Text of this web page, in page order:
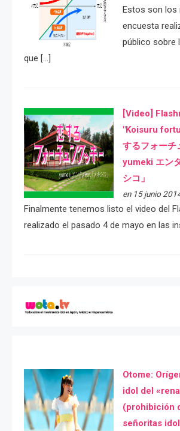
Estos son los
encuesta
público sobre
que […]
[Video]
"Koisuru
するフォーチ
yumeki エン
シコ」
en 15 junio
Finalmente tenemos listo el video del
realizado el pasado 4 de mayo en las
Otome:
idol del
(prohibición
señoritas idol